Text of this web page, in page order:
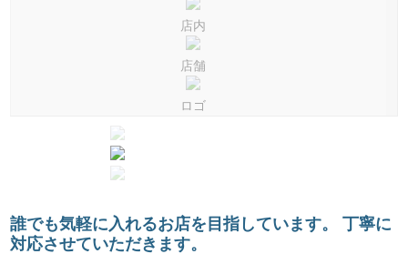
店内
店舗
ロゴ
誰でも気軽に入れるお店を目指しています。 丁寧に
対応させていただきます。